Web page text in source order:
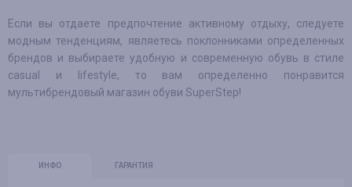
Если вы отдаете предпочтение активному отдыху, следуете
модным тенденциям, являетесь поклонниками определенных
брендов и выбираете удобную и современную обувь в стиле
casual и lifestyle, то вам определенно понравится
мультибрендовый магазин обуви SuperStep!
ИНФО ГАРАНТИЯ